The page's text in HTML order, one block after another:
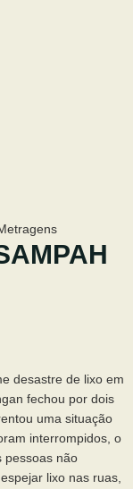
desastre de lixo em
fechou por dois
uma situação
interrompidos, o
pessoas não
lixo nas ruas,